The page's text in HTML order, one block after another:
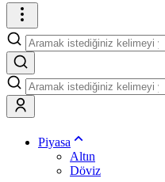
Piyasa
Altın
Döviz